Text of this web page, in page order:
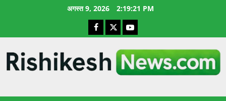
अगस्त 9, 2026 2:19:22 PM
Facebook
X YouTube